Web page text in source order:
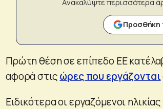
Ανακαλύψτε περισσότερα
Προσθήκη
Πρώτη θέση σε επίπεδο ΕΕ
αφορά στιςώρες που εργάζονται
Ειδικότερα οι εργαζόμενοι